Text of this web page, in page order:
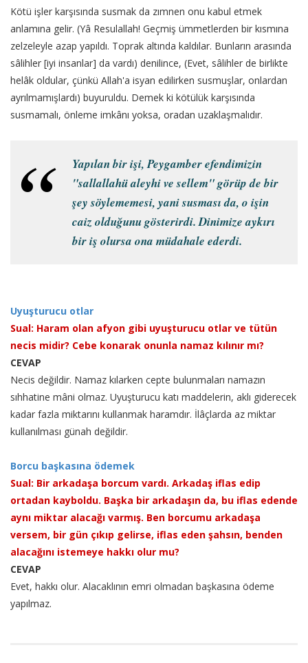
Kötü işler karşısında susmak da zımnen onu kabul etmek
anlamına gelir. (Yâ Resulallah! Geçmiş ümmetlerden bir kısmına
zelzeleyle azap yapıldı. Toprak altında kaldılar. Bunların arasında
sâlihler [iyi insanlar] da vardı) denilince, (Evet, sâlihler de birlikte
helâk oldular, çünkü Allah'a isyan edilirken susmuşlar, onlardan
ayrılmamışlardı) buyuruldu. Demek ki kötülük karşısında
susmamalı, önleme imkânı yoksa, oradan uzaklaşmalıdır.
Yapılan bir işi, Peygamber efendimizin
"sallallahü aleyhi ve sellem" görüp de bir
şey söylememesi, yani susması da, o işin
caiz olduğunu gösterirdi. Dinimize aykırı
bir iş olursa ona müdahale ederdi.
Uyuşturucu otlar
Sual: Haram olan afyon gibi uyuşturucu otlar ve tütün
necis midir? Cebe konarak onunla namaz kılınır mı?
CEVAP
Necis değildir. Namaz kılarken cepte bulunmaları namazın
sıhhatine mâni olmaz. Uyuşturucu katı maddelerin, aklı giderecek
kadar fazla miktarını kullanmak haramdır. İlâçlarda az miktar
kullanılması günah değildir.
Borcu başkasına ödemek
Sual: Bir arkadaşa borcum vardı. Arkadaş iflas edip
ortadan kayboldu. Başka bir arkadaşın da, bu iflas edende
aynı miktar alacağı varmış. Ben borcumu arkadaşa
versem, bir gün çıkıp gelirse, iflas eden şahsın, benden
alacağını istemeye hakkı olur mu?
CEVAP
Evet, hakkı olur. Alacaklının emri olmadan başkasına ödeme
yapılmaz.